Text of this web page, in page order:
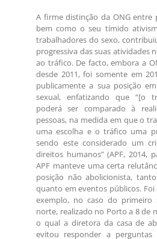
A firme distinção da ONG entre
bem como o seu tímido
trabalhadores do sexo,
progressiva das suas atividades
ao tráfico. De facto, embora a
desde 2011, foi somente em
publicamente a sua posição
sexual, enfatizando que “[o
poderá ser comparado à
pessoas, na medida em que o
uma escolha e o tráfico uma
sendo este considerado um
direitos humanos” (APF, 2014,
APF manteve uma certa
posição não abolicionista,
quanto em eventos públicos.
exemplo, no caso do primeiro
norte, realizado no Porto a 8 de
o qual a diretora da casa de
evitou responder a